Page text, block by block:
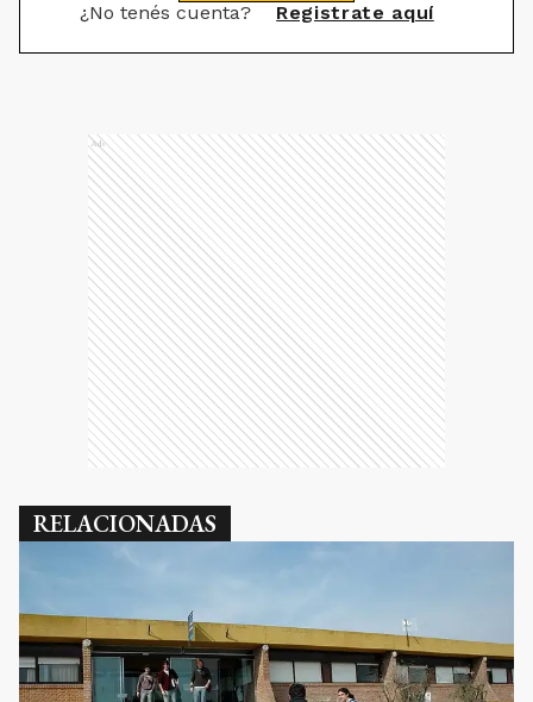
¿No tenés cuenta? Registrate aquí
Ads
RELACIONADAS